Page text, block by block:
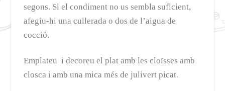
segons. Si el condiment no us sembla suficient,
afegiu-hi una cullerada o dos de l’aigua de
cocció.
Emplateu i decoreu el plat amb les cloïsses amb
closca i amb una mica més de julivert picat.